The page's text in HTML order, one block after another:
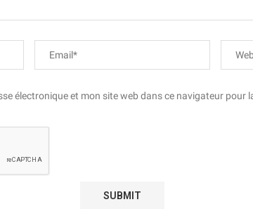
électronique et mon site web dans ce navigateur pour